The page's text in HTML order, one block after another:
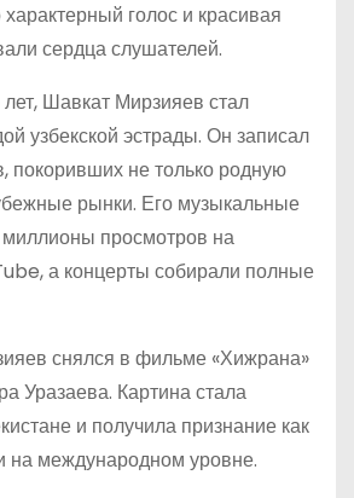
характерный голос и красивая
сердца слушателей.
лет, Шавкат Мирзияев стал
узбекской эстрады. Он записал
покоривших не только родную
рынки. Его музыкальные
просмотров на
а концерты собирали полные
снялся в фильме «Хижрана»
Уразаева. Картина стала
и получила признание как
на международном уровне.